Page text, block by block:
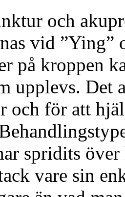
och
vid ”Ying”
på kroppen
upplevs. Det
och för att
spridits
vare sin